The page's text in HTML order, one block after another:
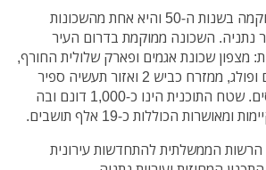
שכונת קריית נורדאו הוקמה בשנות ה-50 והיא אחת מהשכונות
נתניה. השכונה ממוקמת בדרום העיר
מצפון שכונת אגמים ופארק שלולית החורף,
מדרום שכונות עיר ימים ופולג, ממזרח כביש 2 ואזור תעשיה ספיר
וממערב שכונת האירוסים. שטח התוכנית הינו כ-1,000 דונם ובה
הרשות הממשלתית להתחדשות עירונית